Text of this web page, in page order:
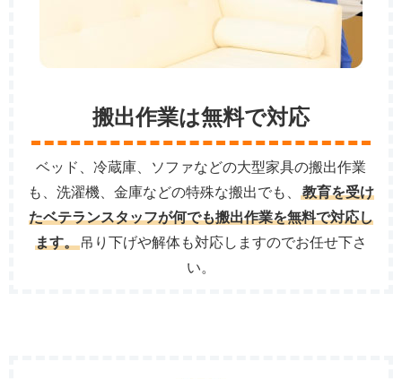
搬出作業は無料で対応
ベッド、冷蔵庫、ソファなどの大型家具の搬出作業
も、洗濯機、金庫などの特殊な搬出でも、
教育を受け
たベテランスタッフが何でも搬出作業を無料で対応し
ます。 吊り下げや解体も対応しますのでお任せ下さ
い。